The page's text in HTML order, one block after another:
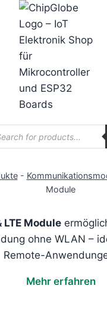
-
Module
LTE Module
ohne WLAN –
Remote-
Mehr erfahren